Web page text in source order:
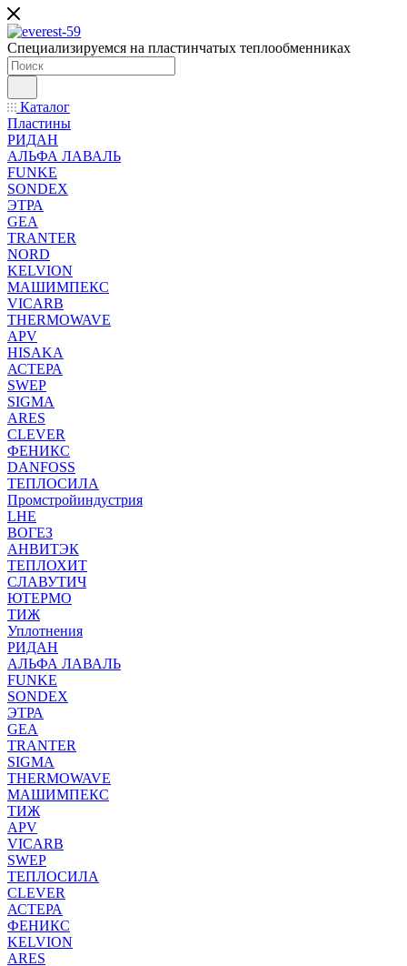
Специализируемся на пластинчатых теплообменниках
Каталог
Пластины
РИДАН
АЛЬФА ЛАВАЛЬ
FUNKE
SONDEX
ЭТРА
GEA
TRANTER
NORD
KELVION
МАШИМПЕКС
VICARB
THERMOWAVE
APV
HISAKA
АСТЕРА
SWEP
SIGMA
ARES
CLEVER
ФЕНИКС
DANFOSS
ТЕПЛОСИЛА
Промстройиндустрия
LHE
ВОГЕЗ
АНВИТЭК
ТЕПЛОХИТ
СЛАВУТИЧ
ЮТЕРМО
ТИЖ
Уплотнения
РИДАН
АЛЬФА ЛАВАЛЬ
FUNKE
SONDEX
ЭТРА
GEA
TRANTER
SIGMA
THERMOWAVE
МАШИМПЕКС
ТИЖ
APV
VICARB
SWEP
ТЕПЛОСИЛА
CLEVER
АСТЕРА
ФЕНИКС
KELVION
ARES